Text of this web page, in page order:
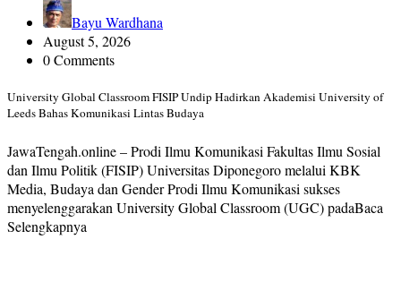
Bayu Wardhana
August 5, 2026
0 Comments
University Global Classroom FISIP Undip Hadirkan Akademisi University of
Leeds Bahas Komunikasi Lintas Budaya
JawaTengah.online – Prodi Ilmu Komunikasi Fakultas Ilmu Sosial
dan Ilmu Politik (FISIP) Universitas Diponegoro melalui KBK
Media, Budaya dan Gender Prodi Ilmu Komunikasi sukses
menyelenggarakan University Global Classroom (UGC) padaBaca
Selengkapnya